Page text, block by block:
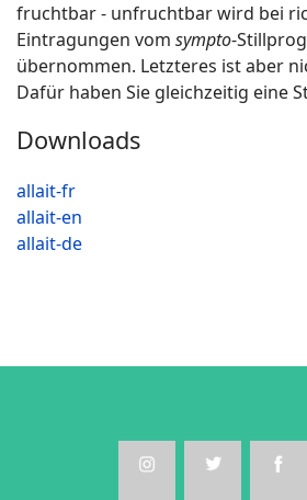
fruchtbar - unfruchtbar wird bei
Eintragungen vom sympto-
übernommen. Letzteres ist aber
Dafür haben Sie gleichzeitig eine
Downloads
allait-fr
allait-en
allait-de